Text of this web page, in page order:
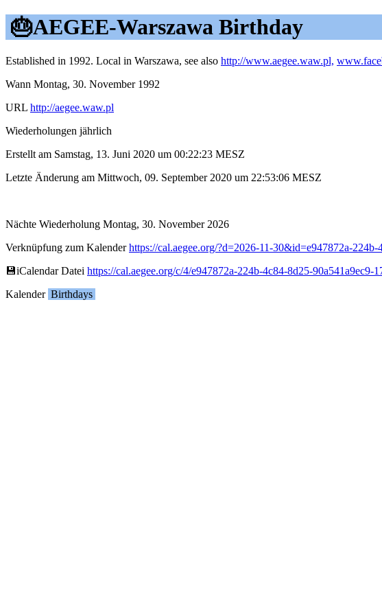
🎂AEGEE-Warszawa Birthday
Established in 1992. Local in Warszawa, see also http://www.aegee.waw.pl,
Wann Montag, 30. November 1992
URL http://aegee.waw.pl
Wiederholungen jährlich
Erstellt am Samstag, 13. Juni 2020 um 00:22:23 MESZ
Letzte Änderung am Mittwoch, 09. September 2020 um 22:53:06 MESZ
Nächte Wiederholung Montag, 30. November 2026
Verknüpfung zum Kalenderhttps://cal.aegee.org/?d=2026-11-30&id=e947872a-
💾︎iCalendar Datei https://cal.aegee.org/c/4/e947872a-224b-4c84-8d25-90a541a9ec9-
Kalender Birthdays